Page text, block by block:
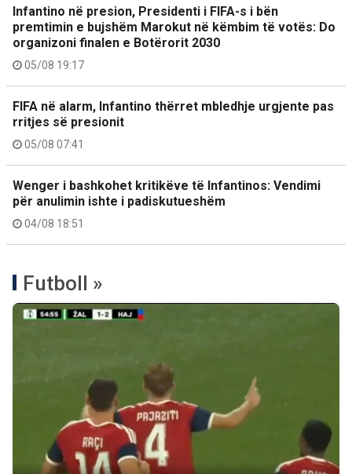
Infantino në presion, Presidenti i FIFA-s i bën
premtimin e bujshëm Marokut në këmbim të votës: Do
organizoni finalen e Botërorit 2030
05/08 19:17
FIFA në alarm, Infantino thërret mbledhje urgjente pas
rritjes së presionit
05/08 07:41
Wenger i bashkohet kritikëve të Infantinos: Vendimi
për anulimin ishte i padiskutueshëm
04/08 18:51
Futboll »